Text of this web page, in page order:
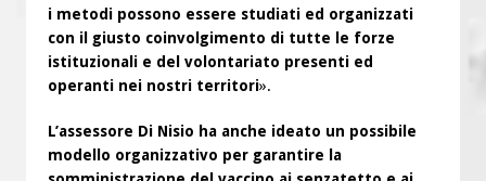
i metodi possono essere studiati ed organizzati
con il giusto coinvolgimento di tutte le forze
istituzionali e del volontariato presenti ed
operanti nei nostri territori».
L’assessore Di Nisio ha anche ideato un possibile
modello organizzativo per garantire la